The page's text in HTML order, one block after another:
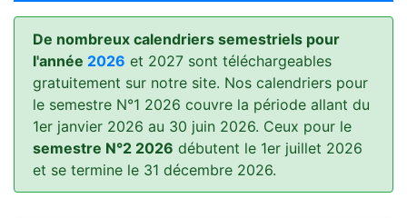
De nombreux calendriers semestriels pour
l'année 2026 et 2027 sont téléchargeables
gratuitement sur notre site. Nos calendriers pour
le semestre N°1 2026 couvre la période allant du
1er janvier 2026 au 30 juin 2026. Ceux pour le
semestre N°2 2026 débutent le 1er juillet 2026
et se termine le 31 décembre 2026.